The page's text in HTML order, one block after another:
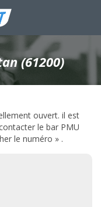
(61200)
ouvert. il est
le bar PMU
le numéro » .